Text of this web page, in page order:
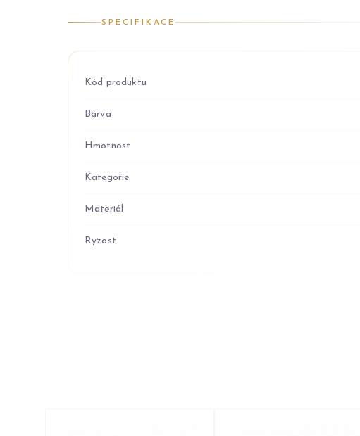
SPECIFIKACE
Kód produktu
Barva
Hmotnost
Kategorie
Materiál
Ryzost